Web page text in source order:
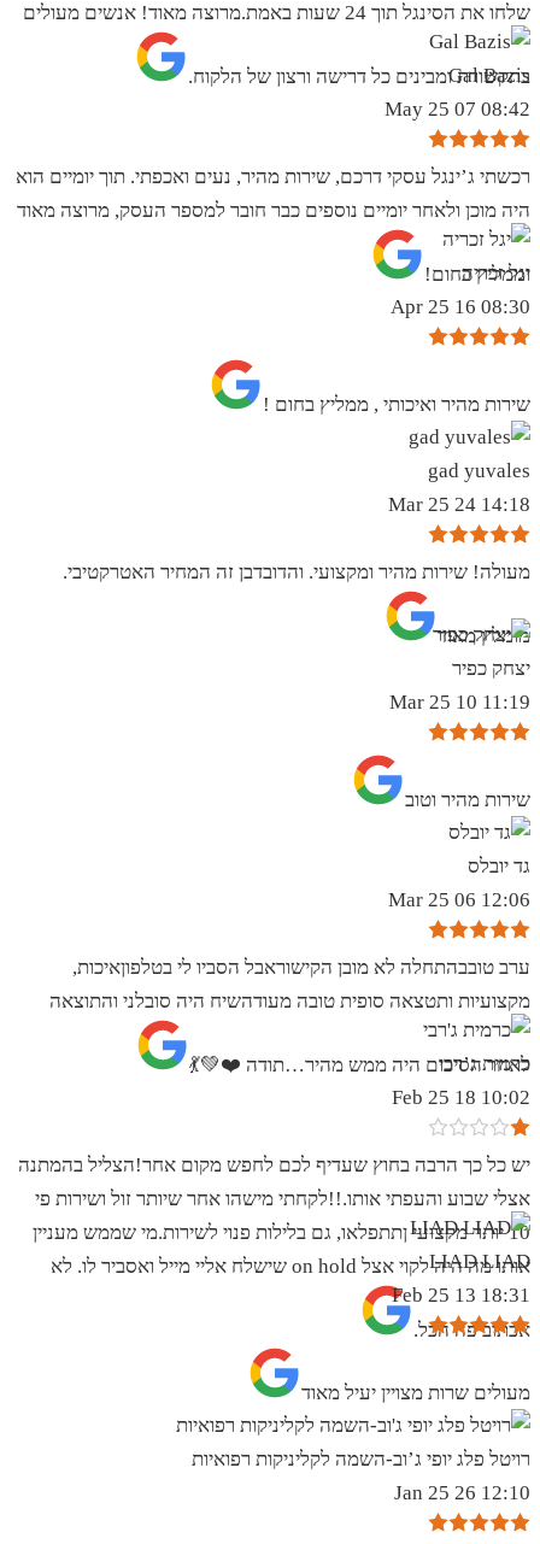
שלחו את הסינגל תוך 24 שעות באמת.מרוצה מאוד! אנשים מעולים
בתקשורת ומבינים כל דרישה ורצון של הלקוח.
Gal Bazis
08:42 07 May 25
רכשתי ג’ינגל עסקי דרכם, שירות מהיר, נעים ואכפתי. תוך יומיים הוא
היה מוכן ולאחר יומיים נוספים כבר חובר למספר העסק, מרוצה מאוד
וממליץ בחום!
יגל זכריה
08:30 16 Apr 25
שירות מהיר ואיכותי , ממליץ בחום !
gad yuvales
14:18 24 Mar 25
מעולה! שירות מהיר ומקצועי. והדובדבן זה המחיר האטרקטיבי.
מומלץ מאוד
יצחק כפיר
11:19 10 Mar 25
שירות מהיר וטוב
גד יובלס
12:06 06 Mar 25
ערב טובבהתחלה לא מובן הקישוראבל הסביו לי בטלפוןאיכות,
מקצועיות ותטצאה סופית טובה מעודהשיח היה סובלני והתוצאה
לאחר הסיכום היה ממש מהיר…תודה ❤️💚💃
כרמית ג’רבי
10:02 18 Feb 25
יש כל כך הרבה בחוץ שעדיף לכם לחפש מקום אחר!הצליל בהמתנה
אצלי שבוע והעפתי אותו.!!לקחתי מישהו אחר שיותר זול ושירות פי
10 יותר מקצועי ןתתפלאו, גם בלילות פנוי לשירות.מי שממש מעניין
אותו מה היה לקוי אצל on hold שישלח אליי מייל ואסביר לו. לא
אכתוב פה הכל.
LIAD LIAD
18:31 13 Feb 25
מעולים שרות מצויין יעיל מאוד
רויטל פלג יופי ג’וב-השמה לקליניקות רפואיות
12:10 26 Jan 25